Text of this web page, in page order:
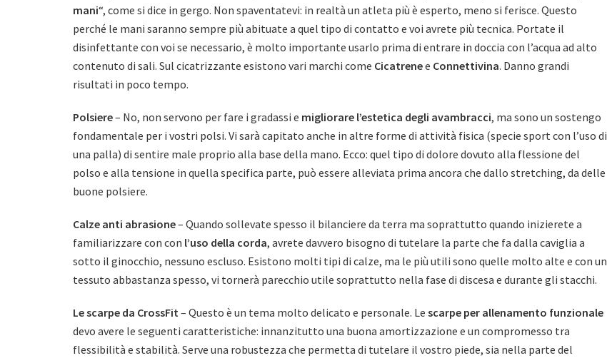
mani“, come si dice in gergo. Non spaventatevi: in realtà un atleta più è esperto, meno si ferisce. Questo
perché le mani saranno sempre più abituate a quel tipo di contatto e voi avrete più tecnica. Portate il
disinfettante con voi se necessario, è molto importante usarlo prima di entrare in doccia con l’acqua ad alto
contenuto di sali. Sul cicatrizzante esistono vari marchi come Cicatrenee Connettivina. Danno grandi
risultati in poco tempo.
Polsiere– No, non servono per fare i gradassi e migliorare l’estetica degli avambracci, ma sono un sostengo
fondamentale per i vostri polsi. Vi sarà capitato anche in altre forme di attività fisica (specie sport con l’uso di
una palla) di sentire male proprio alla base della mano. Ecco: quel tipo di dolore dovuto alla flessione del
polso e alla tensione in quella specifica parte, può essere alleviata prima ancora che dallo stretching, da delle
buone polsiere.
Calze anti abrasione– Quando sollevate spesso il bilanciere da terra ma soprattutto quando inizierete a
familiarizzare con con l’uso della corda, avrete davvero bisogno di tutelare la parte che fa dalla caviglia a
sotto il ginocchio, nessuno escluso. Esistono molti tipi di calze, ma le più utili sono quelle molto alte e con un
tessuto abbastanza spesso, vi tornerà parecchio utile soprattutto nella fase di discesa e durante gli stacchi.
Le scarpe da CrossFit– Questo è un tema molto delicato e personale. Le scarpe per allenamento funzionale
devo avere le seguenti caratteristiche: innanzitutto una buona amortizzazione e un compromesso tra
flessibilità e stabilità. Serve una robustezza che permetta di tutelare il vostro piede, sia nella parte del